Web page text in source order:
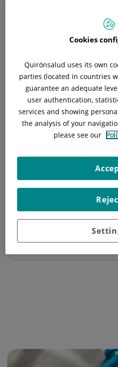
APARATO
Hospital Universitari
C/ Viladomat, 288
08029 Barcelona
933 221 111
Datos del profesional
Experiencia
Cookies
Quirónsalud uses its own
parties (located in countries
guarantee an adequate
user authentication,
services and showing
the analysis of your
please see our